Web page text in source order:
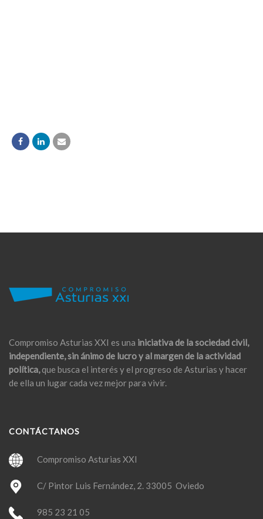
Compromiso Asturias XXI es una iniciativa de la sociedad civil,
independiente, sin ánimo de lucro y al margen de la actividad
política,que busca el interés y el progreso de Asturias y hacer
de ella un lugar cada vez mejor para vivir.
CONTÁCTANOS
Compromiso Asturias XXI
C/ Pintor Luis Fernández, 2. 33005 Oviedo
985 23 21 05